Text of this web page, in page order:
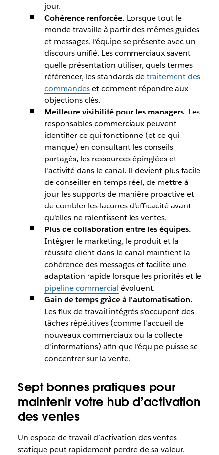
jour.
Cohérence renforcée. Lorsque tout le
monde travaille à partir des mêmes guides
et messages, l’équipe se présente avec un
discours unifié. Les commerciaux savent
quelle présentation utiliser, quels termes
référencer, les standards detraitement des
commandeset comment répondre aux
objections clés.
Meilleure visibilité pour les managers. Les
responsables commerciaux peuvent
identifier ce qui fonctionne (et ce qui
manque) en consultant les conseils
partagés, les ressources épinglées et
l'activité dans le canal. Il devient plus facile
de conseiller en temps réel, de mettre à
jour les supports de manière proactive et
de combler les lacunes d'efficacité avant
qu'elles ne ralentissent les ventes.
Plus de collaboration entre les équipes.
Intégrer le marketing, le produit et la
réussite client dans le canal maintient la
cohérence des messages et facilite une
adaptation rapide lorsque les priorités et le
pipeline commercial évoluent.
Gain de temps grâce à l'automatisation.
Les flux de travail intégrés s'occupent des
tâches répétitives (comme l'accueil de
nouveaux commerciaux ou la collecte
d'informations) afin que l’équipe puisse se
concentrer sur la vente.
Sept bonnes pratiques pour
maintenir votre hub d’activation
des ventes
Un espace de travail d’activation des ventes
statique peut rapidement perdre de sa valeur.